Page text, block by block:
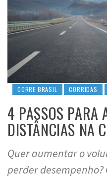
CORRE BRASIL CORRIDAS
4 PASSOS PARA
DISTÂNCIAS NA
Quer aumentar o
perder desempenho?